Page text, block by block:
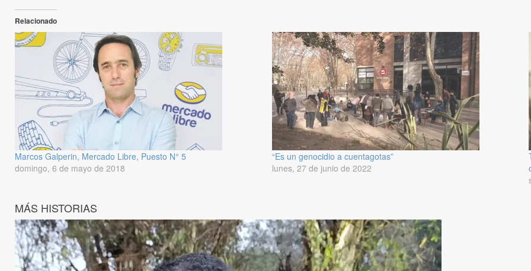
Relacionado
Marcos Galperin, Mercado Libre, Puesto N° 5
domingo, 6 de mayo de 2018
“Es un genocidio a cuentagotas”
lunes, 27 de junio de 2022
MÁS HISTORIAS